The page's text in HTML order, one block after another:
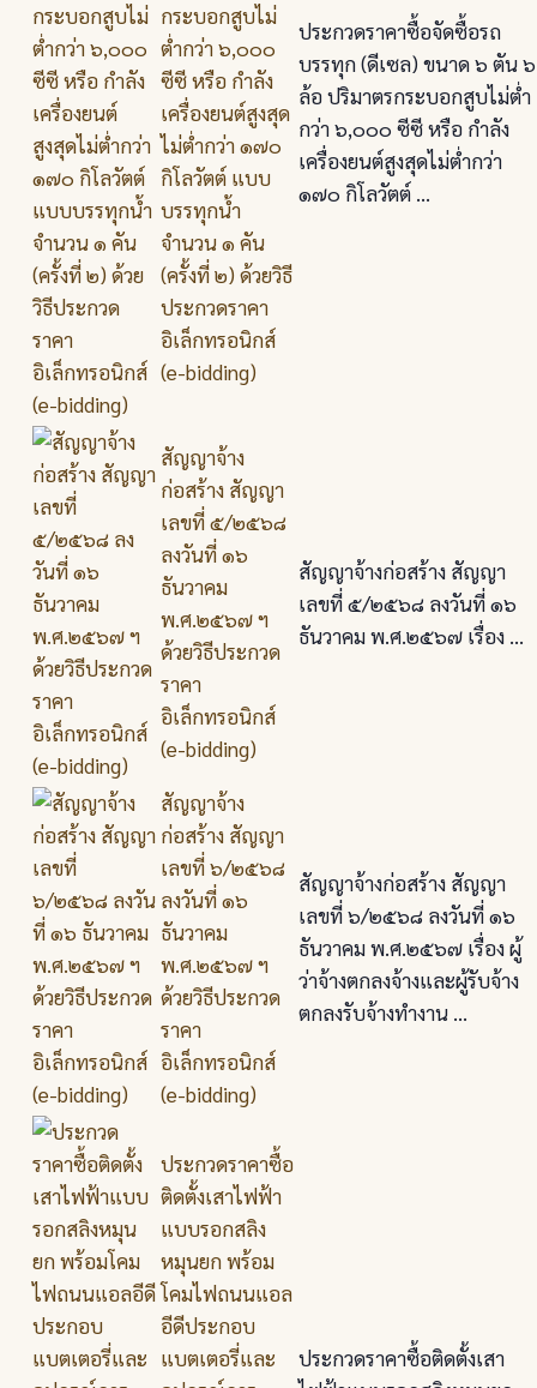
กระบอกสูบไม่
ต่ำกว่า ๖,๐๐๐
ซีซี หรือ กำลัง
เครื่องยนต์สูงสุด
ไม่ต่ำกว่า ๑๗๐
กิโลวัตต์ แบบ
บรรทุกน้ำ
จำนวน ๑ คัน
(ครั้งที่ ๒) ด้วยวิธี
ประกวดราคา
อิเล็กทรอนิกส์
(e-bidding)
ประกวดราคาซื้อจัดซื้อรถ
บรรทุก (ดีเซล) ขนาด ๖ ตัน ๖
ล้อ ปริมาตรกระบอกสูบไม่ต่ำ
กว่า ๖,๐๐๐ ซีซี หรือ กำลัง
เครื่องยนต์สูงสุดไม่ต่ำกว่า
๑๗๐ กิโลวัตต์ ...
สัญญาจ้าง
ก่อสร้าง สัญญา
เลขที่ ๕/๒๕๖๘
ลงวันที่ ๑๖
ธันวาคม
พ.ศ.๒๕๖๗ ฯ
ด้วยวิธีประกวด
ราคา
อิเล็กทรอนิกส์
(e-bidding)
สัญญาจ้างก่อสร้าง สัญญา
เลขที่ ๕/๒๕๖๘ ลงวันที่ ๑๖
ธันวาคม พ.ศ.๒๕๖๗ เรื่อง ...
สัญญาจ้าง
ก่อสร้าง สัญญา
เลขที่ ๖/๒๕๖๘
ลงวันที่ ๑๖
ธันวาคม
พ.ศ.๒๕๖๗ ฯ
ด้วยวิธีประกวด
ราคา
อิเล็กทรอนิกส์
(e-bidding)
สัญญาจ้างก่อสร้าง สัญญา
เลขที่ ๖/๒๕๖๘ ลงวันที่ ๑๖
ธันวาคม พ.ศ.๒๕๖๗ เรื่อง ผู้
ว่าจ้างตกลงจ้างและผู้รับจ้าง
ตกลงรับจ้างทำงาน ...
ประกวดราคาซื้อ
ติดตั้งเสาไฟฟ้า
แบบรอกสลิง
หมุนยก พร้อม
โคมไฟถนนแอล
อีดีประกอบ
แบตเตอรี่และ
ประกวดราคาซื้อติดตั้งเสา